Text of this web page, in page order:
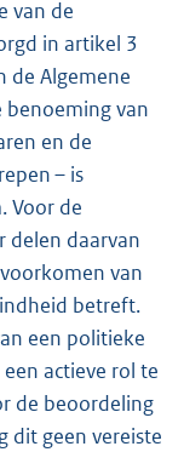
van de
in artikel 3
de Algemene
van
en de
– is
Voor de
delen daarvan
van
betreft.
een politieke
actieve rol te
de beoordeling
dit geen vereiste